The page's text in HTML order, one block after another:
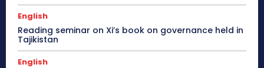
English
Reading seminar on Xi’s book on governance held in
Tajikistan
English